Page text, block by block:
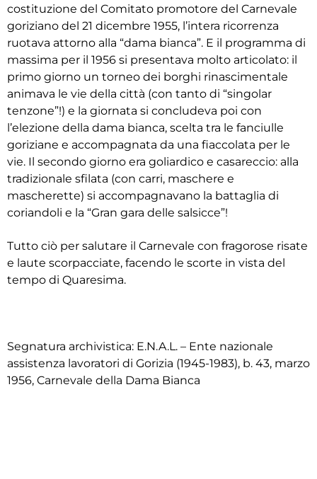
costituzione del Comitato promotore del Carnevale
goriziano del 21 dicembre 1955, l’intera ricorrenza
ruotava attorno alla “dama bianca”. E il programma di
massima per il 1956 si presentava molto articolato: il
primo giorno un torneo dei borghi rinascimentale
animava le vie della città (con tanto di “singolar
tenzone”!) e la giornata si concludeva poi con
l’elezione della dama bianca, scelta tra le fanciulle
goriziane e accompagnata da una fiaccolata per le
vie. Il secondo giorno era goliardico e casareccio: alla
tradizionale sfilata (con carri, maschere e
mascherette) si accompagnavano la battaglia di
coriandoli e la “Gran gara delle salsicce”!
Tutto ciò per salutare il Carnevale con fragorose risate
e laute scorpacciate, facendo le scorte in vista del
tempo di Quaresima.
Segnatura archivistica: E.N.A.L. – Ente nazionale
assistenza lavoratori di Gorizia (1945-1983), b. 43, marzo
1956, Carnevale della Dama Bianca